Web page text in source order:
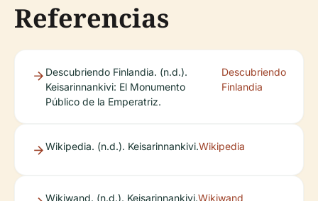
Referencias
Descubriendo Finlandia. (n.d.).
Keisarinnankivi: El Monumento
Público de la Emperatriz.
Descubriendo
Finlandia
Wikipedia. (n.d.). Keisarinnankivi.Wikipedia
Wikiwand. (n.d.). Keisarinnankivi.Wikiwand